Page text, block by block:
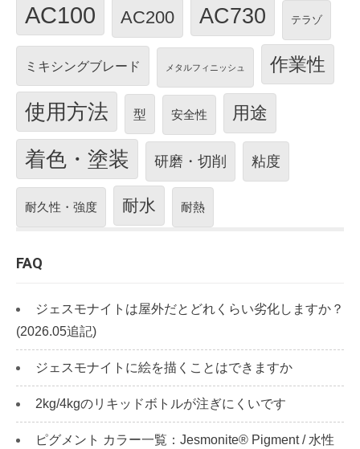
AC100 AC200 AC730 テラゾ
ミキシングブレード メタルフィニッシュ 作業性
使用方法 型 安全性 用途
着色・塗装 研磨・切削 粘度
耐久性・強度 耐水 耐熱
FAQ
ジェスモナイトは屋外だとどれくらい劣化しますか？
(2026.05追記)
ジェスモナイトに絵を描くことはできますか
2kg/4kgのリキッドボトルが注ぎにくいです
ピグメント カラー一覧：Jesmonite® Pigment / 水性